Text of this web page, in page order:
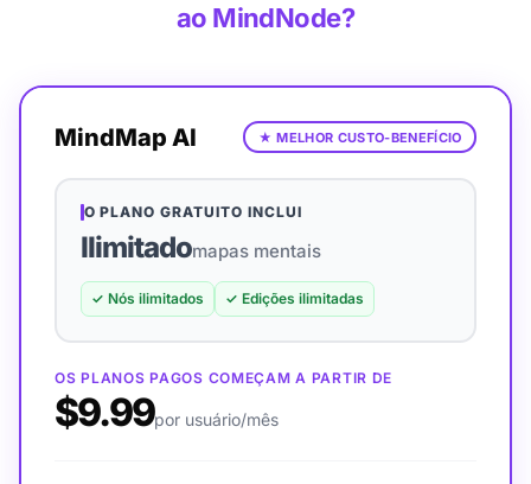
ao MindNode?
MindMap AI ★MELHOR CUSTO-BENEFÍCIO
O PLANO GRATUITO INCLUI
Ilimitadomapas mentais
✓ Nós ilimitados ✓ Edições ilimitadas
OS PLANOS PAGOS COMEÇAM A PARTIR DE
$9.99por usuário/mês